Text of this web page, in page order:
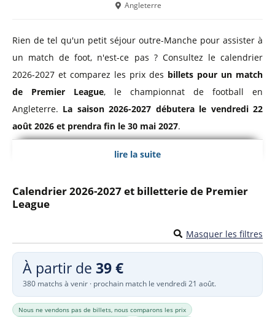
Angleterre
Rien de tel qu'un petit séjour outre-Manche pour assister à
un match de foot, n'est-ce pas ? Consultez le calendrier
2026-2027 et comparez les prix des billets pour un match
de Premier League, le championnat de football en
Angleterre. La saison 2026-2027 débutera le vendredi 22
août 2026 et prendra fin le 30 mai 2027.
Premier League, Championnat d'Angleterre
Lechampionnat d'Angleterre de football
a vu le jour en
1888 sous le nom de Football League. Il prendra ensuite le
de 2004 à 2016 pour des
raisons de sponsoring. La Premier League est composée des
20 meilleures équipes professionnelles d'Angleterre et du
Pays de Galles et se dispute sur 38 journées.
lire la suite
Calendrier 2026-2027 et billetterie de Premier
League
Masquer les filtres
À partir de 39 €
380 matchs à venir · prochain match le vendredi 21 août.
Nous ne vendons pas de billets, nous comparons les prix